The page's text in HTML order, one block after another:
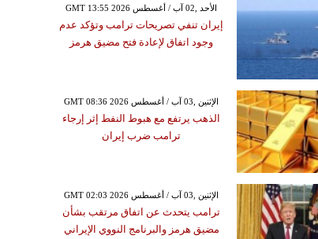
GMT 13:55 2026 الأحد ,02 آب / أغسطس
إيران تنفي تصريحات ترامب وتؤكد عدم
وجود اتفاق لإعادة فتح مضيق هرمز
GMT 08:36 2026 الإثنين ,03 آب / أغسطس
الذهب يرتفع مع هبوط النفط إثر إرجاء
ترامب ضرب إيران
GMT 02:03 2026 الإثنين ,03 آب / أغسطس
ترامب يتحدث عن اتفاق مرتقب بشأن
مضيق هرمز والبرنامج النووي الإيراني